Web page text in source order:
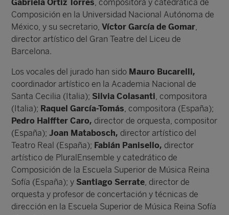
Gabriela Ortiz Torres, compositora y catedrática de
Composición en la Universidad Nacional Autónoma de
México, y su secretario,Víctor García de Gomar,
director artístico del Gran Teatre del Liceu de
Barcelona.
Los vocales del jurado han sido Mauro Bucarelli,
coordinador artístico en la Academia Nacional de
Santa Cecilia (Italia); Silvia Colasanti, compositora
(Italia); Raquel García-Tomás, compositora (España);
Pedro Halffter Caro, director de orquesta, compositor
(España);Joan Matabosch, director artístico del
Teatro Real (España); Fabián Panisello, director
artístico de PluralEnsemble y catedrático de
Composición de la Escuela Superior de Música Reina
Sofía (España); y Santiago Serrate, director de
orquesta y profesor de concertación y técnicas de
dirección en la Escuela Superior de Música Reina Sofía